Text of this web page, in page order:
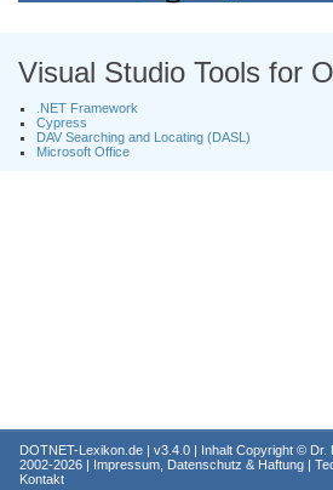
Visual Studio Tools for
.NET Framework
Cypress
DAV Searching and Locating (DASL)
Microsoft Office
DOTNET-Lexikon.de | v3.4.0 | Inhalt Copyright © Dr.
2002-2026 | Impressum, Datenschutz & Haftung |
Kontakt